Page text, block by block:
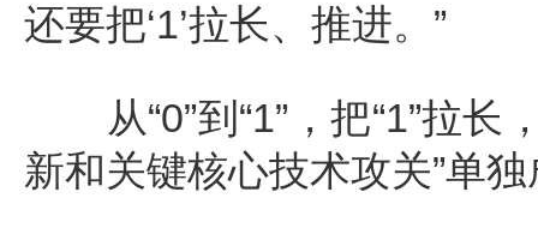
还要把‘1’拉长、推进。”
从“0”到“1”，把“1”拉长
新和关键核心技术攻关”单